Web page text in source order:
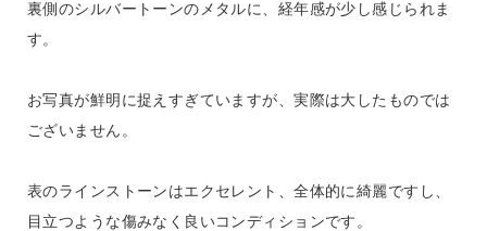
裏側のシルバートーンのメタルに、経年感が少し感じられま
す。
お写真が鮮明に捉えすぎていますが、実際は大したものでは
ございません。
表のラインストーンはエクセレント、全体的に綺麗ですし、
目立つような傷みなく良いコンディションです。